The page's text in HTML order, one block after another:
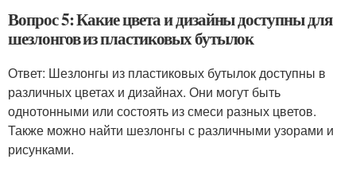
Вопрос 5: Какие цвета и дизайны доступны для
шезлонгов из пластиковых бутылок
Ответ: Шезлонгы из пластиковых бутылок доступны в
различных цветах и дизайнах. Они могут быть
однотонными или состоять из смеси разных цветов.
Также можно найти шезлонгы с различными узорами и
рисунками.